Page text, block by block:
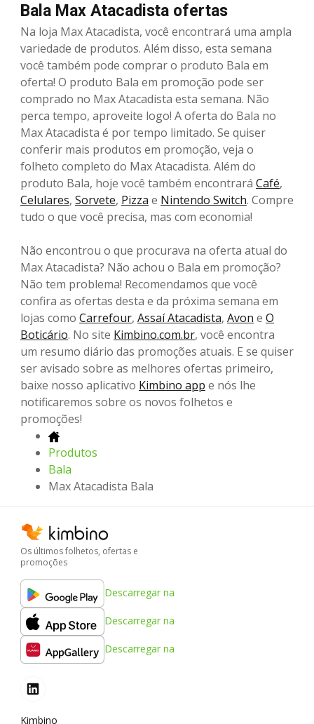
Bala Max Atacadista ofertas
Na loja Max Atacadista, você encontrará uma ampla
variedade de produtos. Além disso, esta semana
você também pode comprar o produto Bala em
oferta! O produto Bala em promoção pode ser
comprado no Max Atacadista esta semana. Não
perca tempo, aproveite logo! A oferta do Bala no
Max Atacadista é por tempo limitado. Se quiser
conferir mais produtos em promoção, veja o
folheto completo do Max Atacadista. Além do
produto Bala, hoje você também encontrará Café,
Celulares, Sorvete, Pizza e Nintendo Switch. Compre
tudo o que você precisa, mas com economia!
Não encontrou o que procurava na oferta atual do
Max Atacadista? Não achou o Bala em promoção?
Não tem problema! Recomendamos que você
confira as ofertas desta e da próxima semana em
lojas como Carrefour, Assaí Atacadista, Avon e O
Boticário. No site Kimbino.com.br, você encontra
um resumo diário das promoções atuais. E se quiser
ser avisado sobre as melhores ofertas primeiro,
baixe nosso aplicativo Kimbino app e nós lhe
notificaremos sobre os novos folhetos e
promoções!
Produtos
Bala
Max Atacadista Bala
Os últimos folhetos, ofertas e
promoções
Descarregar na
Descarregar na
Descarregar na
Kimbino